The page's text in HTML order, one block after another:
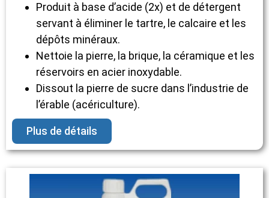
Produit à base d’acide (2x) et de détergent
servant à éliminer le tartre, le calcaire et les
dépôts minéraux.
Nettoie la pierre, la brique, la céramique et les
réservoirs en acier inoxydable.
Dissout la pierre de sucre dans l’industrie de
l’érable (acériculture).
Plus de détails